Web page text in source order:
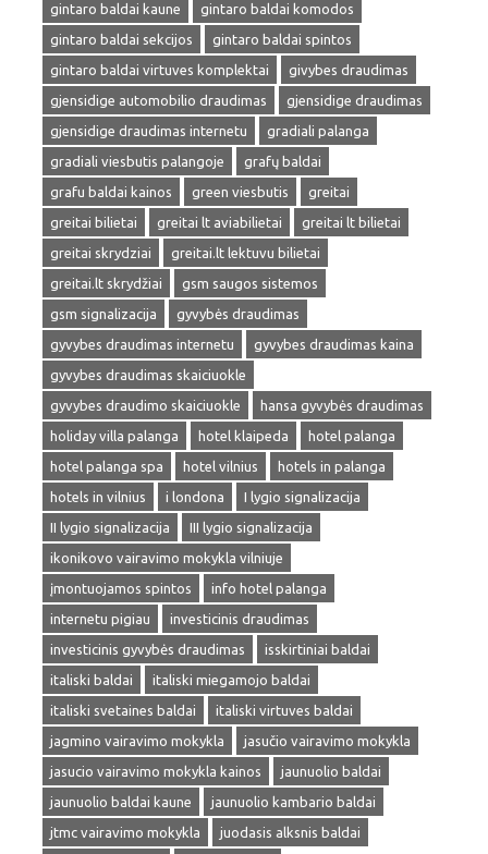
gintaro baldai kaune
gintaro baldai komodos
gintaro baldai sekcijos
gintaro baldai spintos
gintaro baldai virtuves komplektai
givybes draudimas
gjensidige automobilio draudimas
gjensidige draudimas
gjensidige draudimas internetu
gradiali palanga
gradiali viesbutis palangoje
grafų baldai
grafu baldai kainos
green viesbutis
greitai
greitai bilietai
greitai lt aviabilietai
greitai lt bilietai
greitai skrydziai
greitai.lt lektuvu bilietai
greitai.lt skrydžiai
gsm saugos sistemos
gsm signalizacija
gyvybės draudimas
gyvybes draudimas internetu
gyvybes draudimas kaina
gyvybes draudimas skaiciuokle
gyvybes draudimo skaiciuokle
hansa gyvybės draudimas
holiday villa palanga
hotel klaipeda
hotel palanga
hotel palanga spa
hotel vilnius
hotels in palanga
hotels in vilnius
i londona
I lygio signalizacija
II lygio signalizacija
III lygio signalizacija
ikonikovo vairavimo mokykla vilniuje
įmontuojamos spintos
info hotel palanga
internetu pigiau
investicinis draudimas
investicinis gyvybės draudimas
isskirtiniai baldai
italiski baldai
italiski miegamojo baldai
italiski svetaines baldai
italiski virtuves baldai
jagmino vairavimo mokykla
jasučio vairavimo mokykla
jasucio vairavimo mokykla kainos
jaunuolio baldai
jaunuolio baldai kaune
jaunuolio kambario baldai
jtmc vairavimo mokykla
juodasis alksnis baldai